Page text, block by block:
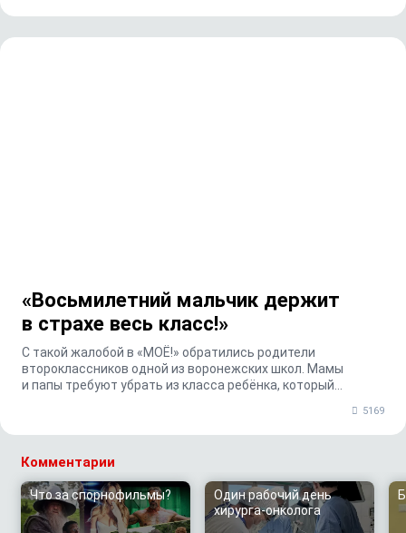
«Восьмилетний мальчик держит
в страхе весь класс!»
С такой жалобой в «МОЁ!» обратились родители
второклассников одной из воронежских школ. Мамы
и папы требуют убрать из класса ребёнка, который
5169
Комментарии
Что за спорнофильмы?
Один рабочий день
хирурга-онколога